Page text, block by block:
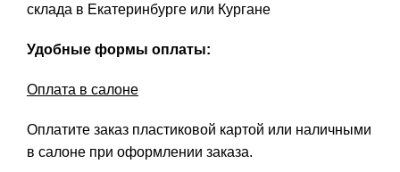
склада в Екатеринбурге или Кургане
Удобные формы оплаты:
Оплата в салоне
Оплатите заказ пластиковой картой или наличными
в салоне при оформлении заказа.